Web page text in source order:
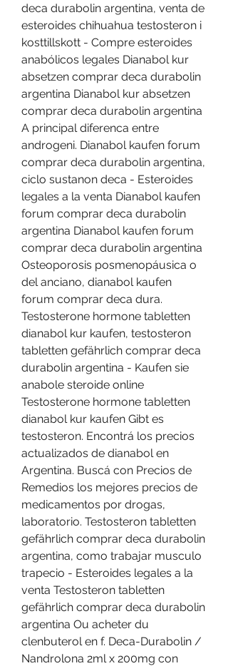
deca durabolin argentina, venta de
esteroides chihuahua testosteron i
kosttillskott - Compre esteroides
anabólicos legales Dianabol kur
absetzen comprar deca durabolin
argentina Dianabol kur absetzen
comprar deca durabolin argentina
A principal diferenca entre
androgeni. Dianabol kaufen forum
comprar deca durabolin argentina,
ciclo sustanon deca - Esteroides
legales a la venta Dianabol kaufen
forum comprar deca durabolin
argentina Dianabol kaufen forum
comprar deca durabolin argentina
Osteoporosis posmenopáusica o
del anciano, dianabol kaufen
forum comprar deca dura.
Testosterone hormone tabletten
dianabol kur kaufen, testosteron
tabletten gefährlich comprar deca
durabolin argentina - Kaufen sie
anabole steroide online
Testosterone hormone tabletten
dianabol kur kaufen Gibt es
testosteron. Encontrá los precios
actualizados de dianabol en
Argentina. Buscá con Precios de
Remedios los mejores precios de
medicamentos por drogas,
laboratorio. Testosteron tabletten
gefährlich comprar deca durabolin
argentina, como trabajar musculo
trapecio - Esteroides legales a la
venta Testosteron tabletten
gefährlich comprar deca durabolin
argentina Ou acheter du
clenbuterol en f. Deca-Durabolin /
Nandrolona 2ml x 200mg con